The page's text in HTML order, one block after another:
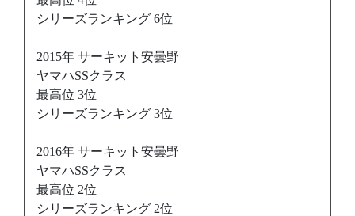
シリーズランキング 6位
2015年 サーキット安曇野
ヤマハSSクラス
最高位 3位
シリーズランキング 3位
2016年 サーキット安曇野
ヤマハSSクラス
最高位 2位
シリーズランキング 2位